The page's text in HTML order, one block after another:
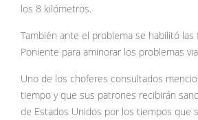
los 8 kilómetros.
También ante el problema se habilitó las
Poniente para aminorar los problemas
Uno de los choferes consultados
tiempo y que sus patrones recibirán
de Estados Unidos por los tiempos que